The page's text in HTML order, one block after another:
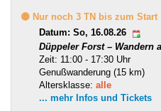
🟡 Nur noch 3 TN bis zum Start
Datum: So, 16.08.26
Düppeler Forst – Wandern
Zeit: 11:00 - 17:30 Uhr
Genußwanderung (15 km)
Altersklasse: alle
... mehr Infos und Tickets